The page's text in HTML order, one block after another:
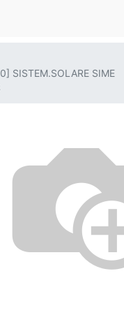
SISTEM.SOLARE SIME